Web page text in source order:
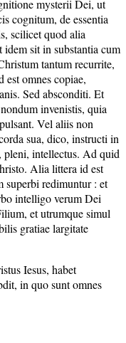
mysterii Dei, ut
cognitum, de essentia
scilicet quod alia
idem sit in substantia cum
tantum recurrite,
est omnes copiae,
Sed absconditi. Et
invenistis, quia
Vel aliis non
sua, dico, instructi in
pleni, intellectus. Ad quid
Alia littera id est
superbi redimuntur : et
intelligo verum Dei
et utrumque simul
gratiae largitate
Iesus, habet
in quo sunt omnes